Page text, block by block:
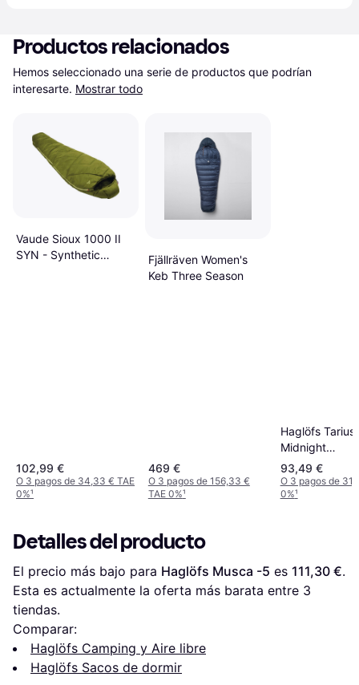
Productos relacionados
Hemos seleccionado una serie de productos que podrían
interesarte. Mostrar todo
Vaude Sioux 1000 II
SYN - Synthetic
102,99 €
O 3 pagos de 34,33 € TAE
0%¹
Fjällräven Women's
Keb Three Season
469 €
O 3 pagos de 156,33 €
TAE 0%¹
Haglöfs Tarius
Midnight
blue/
93,49 €
O 3 pagos de
0%¹
Detalles del producto
El precio más bajo para Haglöfs Musca -5 es 111,30 €.
Esta es actualmente la oferta más barata entre 3
tiendas.
Comparar:
Haglöfs Camping y Aire libre
Haglöfs Sacos de dormir